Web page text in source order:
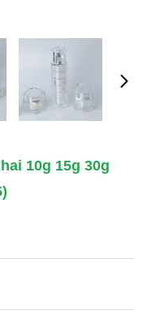
10g 15g 30g